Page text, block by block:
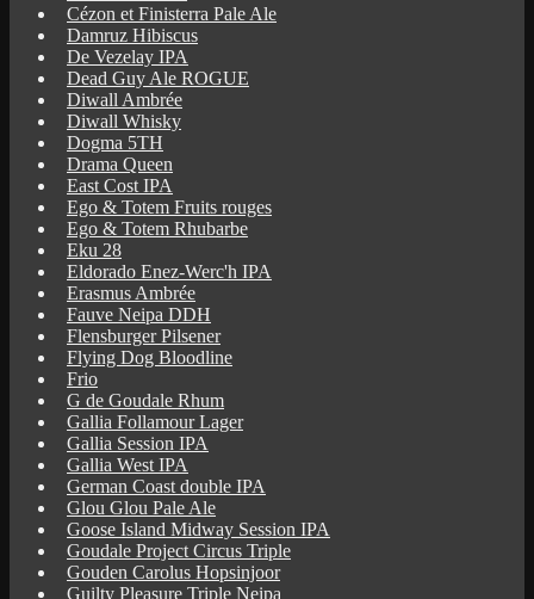
Cézon et Finisterra Pale Ale
Damruz Hibiscus
De Vezelay IPA
Dead Guy Ale ROGUE
Diwall Ambrée
Diwall Whisky
Dogma 5TH
Drama Queen
East Cost IPA
Ego & Totem Fruits rouges
Ego & Totem Rhubarbe
Eku 28
Eldorado Enez-Werc'h IPA
Erasmus Ambrée
Fauve Neipa DDH
Flensburger Pilsener
Flying Dog Bloodline
Frio
G de Goudale Rhum
Gallia Follamour Lager
Gallia Session IPA
Gallia West IPA
German Coast double IPA
Glou Glou Pale Ale
Goose Island Midway Session IPA
Goudale Project Circus Triple
Gouden Carolus Hopsinjoor
Guilty Pleasure Triple Neipa